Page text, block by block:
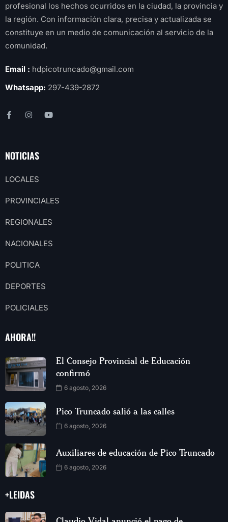
profesional los hechos ocurridos en la ciudad, la provincia y
la región. Con información clara, precisa y actualizada se
constituye en un medio de comunicación al servicio de la
comunidad.
Email : hdpicotruncado@gmail.com
Whatsapp: 297-439-2872
NOTICIAS
LOCALES
PROVINCIALES
REGIONALES
NACIONALES
POLITICA
DEPORTES
POLICIALES
AHORA!!
El Consejo Provincial de Educación
confirmó
6 agosto, 2026
Pico Truncado salió a las calles
6 agosto, 2026
Auxiliares de educación de Pico Truncado
6 agosto, 2026
+LEIDAS